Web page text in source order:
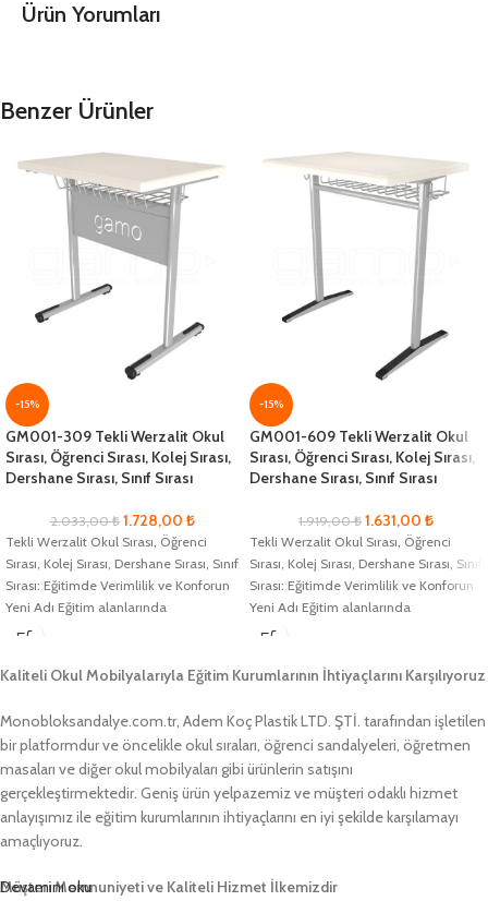
Ürün Yorumları
Benzer Ürünler
-15%
GM001-309 Tekli Werzalit Okul
Sırası, Öğrenci Sırası, Kolej Sırası,
Dershane Sırası, Sınıf Sırası
2.033,00₺ 1.728,00 ₺
Tekli Werzalit Okul Sırası, Öğrenci
Sırası, Kolej Sırası, Dershane Sırası, Sınıf
Sırası: Eğitimde Verimlilik ve Konforun
Yeni Adı Eğitim alanlarında
-15%
GM001-609 Tekli Werzalit Okul
Sırası, Öğrenci Sırası, Kolej Sırası,
Dershane Sırası, Sınıf Sırası
1.919,00₺ 1.631,00 ₺
Tekli Werzalit Okul Sırası, Öğrenci
Sırası, Kolej Sırası, Dershane Sırası, Sınıf
Sırası: Eğitimde Verimlilik ve Konforun
Yeni Adı Eğitim alanlarında
Kaliteli Okul Mobilyalarıyla Eğitim Kurumlarının İhtiyaçlarını Karşılıyoruz
Monobloksandalye.com.tr, Adem Koç Plastik LTD. ŞTİ. tarafından işletilen
bir platformdur ve öncelikle okul sıraları, öğrenci sandalyeleri, öğretmen
masaları ve diğer okul mobilyaları gibi ürünlerin satışını
gerçekleştirmektedir. Geniş ürün yelpazemiz ve müşteri odaklı hizmet
anlayışımız ile eğitim kurumlarının ihtiyaçlarını en iyi şekilde karşılamayı
amaçlıyoruz.
Müşteri Memnuniyeti ve Kaliteli Hizmet İlkemizdir
Devamını oku